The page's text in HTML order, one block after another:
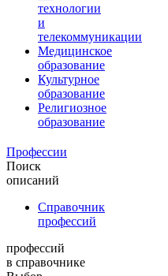
технологии
и
телекоммуникации
Медицинское
образование
Культурное
образование
Религиозное
образование
Профессии
Поиск
описаний
Справочник
профессий
профессий
в справочнике